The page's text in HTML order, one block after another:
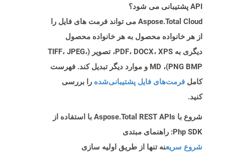
API پشتیبانی می شود؟
Aspose.Total Cloud می تواند فرمت های فایل را
از هر خانواده محصول به هر خانواده محصول
دیگری به PDF، DOCX، XPS، تصویر (TIFF، JPEG،
PNG BMP)، MD و موارد دیگر تبدیل کند. فهرست
کامل فرمت‌های فایل پشتیبانی‌شده را بررسی
کنید.
شروع با Aspose.Total REST APIs با استفاده از
Php SDK: راهنمای مبتدی
شروع سریعنه تنها از طریق اولیه سازی